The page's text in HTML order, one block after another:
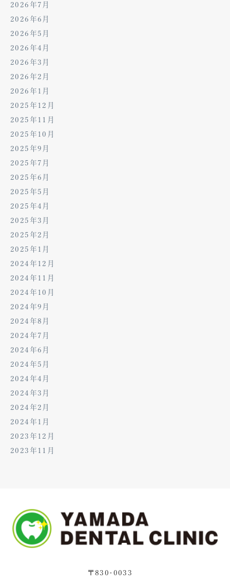
2026年7月
2026年6月
2026年5月
2026年4月
2026年3月
2026年2月
2026年1月
2025年12月
2025年11月
2025年10月
2025年9月
2025年7月
2025年6月
2025年5月
2025年4月
2025年3月
2025年2月
2025年1月
2024年12月
2024年11月
2024年10月
2024年9月
2024年8月
2024年7月
2024年6月
2024年5月
2024年4月
2024年3月
2024年2月
2024年1月
2023年12月
2023年11月
〒830-0033